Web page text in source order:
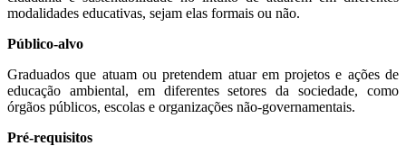
modalidades educativas, sejam elas formais ou não.
Público-alvo
Graduados que atuam ou pretendem atuar em projetos e ações de
educação ambiental, em diferentes setores da sociedade, como
órgãos públicos, escolas e organizações não-governamentais.
Pré-requisitos